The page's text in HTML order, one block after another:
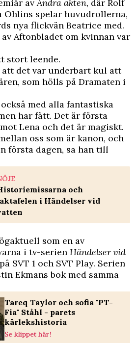
avAndra akten, där Rolf
Ohlins spelar huvudrollerna,
nya flickvän Beatrice med.
Aftonbladet om kvinnan var
stort leende.
att det var underbart kul att
som hölls på Dramaten i
med alla fantastiska
har fått. Det är första
Lena och det är magiskt.
oss som är kanon, och
första dagen, sa han till
och
i Händelser vid
som en av
i tv-serien Händelser vid
SVT 1 och SVT Play. Serien
Ekmans bok med samma
Tareq Taylor och sofia "PT-
Fia" Ståhl - parets
kärlekshistoria
Se klippet här!